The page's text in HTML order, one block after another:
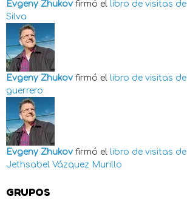
Evgeny Zhukov firmó el libro de visitas de
Silva
Evgeny Zhukov firmó el libro de visitas de
guerrero
Evgeny Zhukov firmó el libro de visitas de
Jethsabel Vázquez Murillo
GRUPOS